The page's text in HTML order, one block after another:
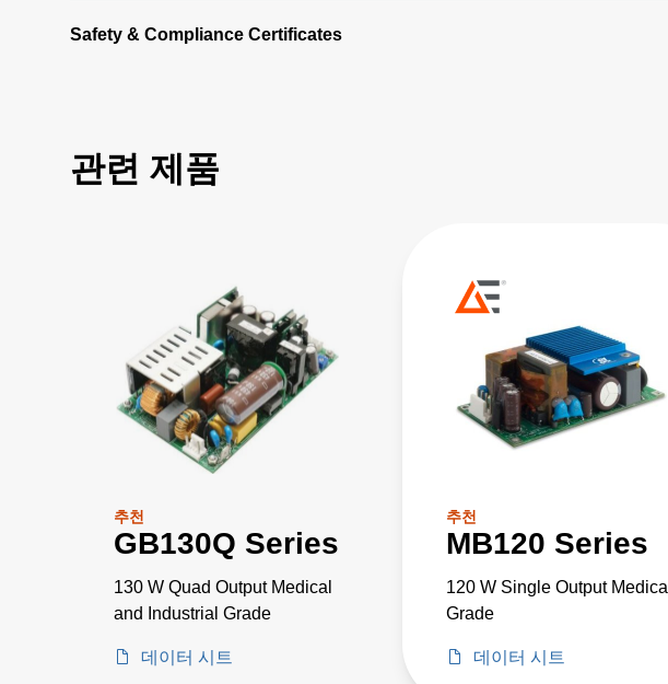
Safety & Compliance Certificates
관련 제품
추천
GB130Q Series
130 W Quad Output Medical
and Industrial Grade
데이터 시트
추천
MB120 Series
120 W Single Output Medical
Grade
데이터 시트